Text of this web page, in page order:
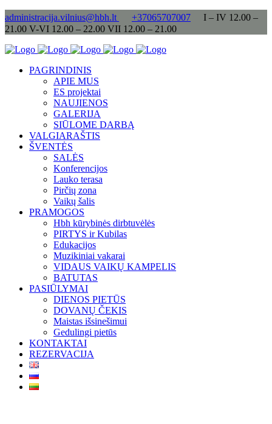
administracija.vilnius@hbh.lt +37065707007
I – IV 12.00 –
21.00 V-VI 12.00 – 22.00 VII 12.00 – 21.00
PAGRINDINIS
APIE MUS
ES projektai
NAUJIENOS
GALERIJA
SIŪLOME DARBĄ
VALGIARAŠTIS
ŠVENTĖS
SALĖS
Konferencijos
Lauko terasa
Pirčių zona
Vaikų šalis
PRAMOGOS
Hbh kūrybinės dirbtuvėlės
PIRTYS ir Kubilas
Edukacijos
Muzikiniai vakarai
VIDAUS VAIKŲ KAMPELIS
BATUTAS
PASIŪLYMAI
DIENOS PIETŪS
DOVANŲ ČEKIS
Maistas išsinešimui
Gedulingi pietūs
KONTAKTAI
REZERVACIJA